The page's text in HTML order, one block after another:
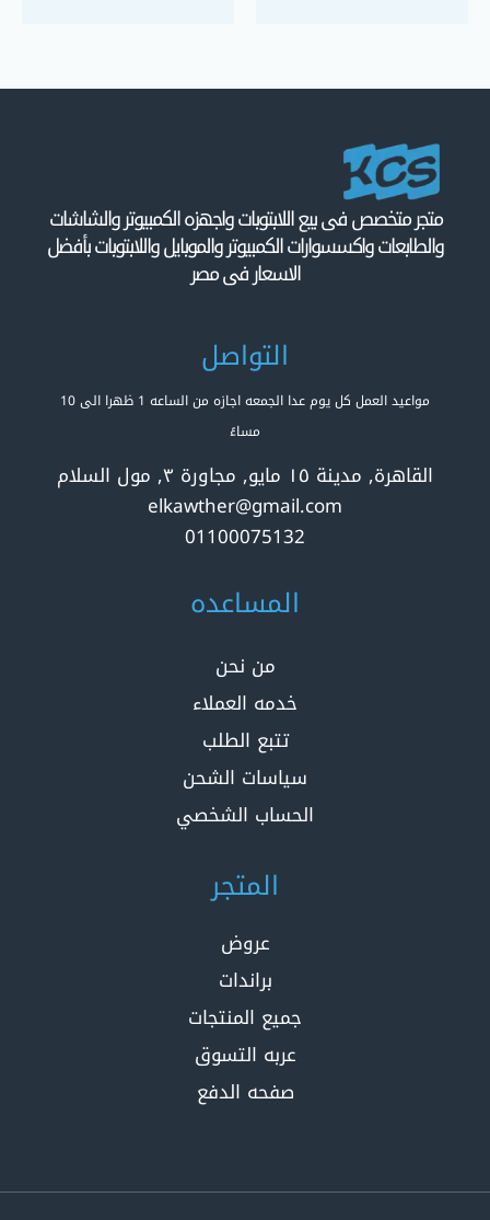
متجر متخصص فى بيع اللابتوبات واجهزه الكمبيوتر والشاشات
والطابعات واكسسوارات الكمبيوتر والموبايل واللابتوبات بأفضل
الاسعار فى مصر
التواصل
مواعيد العمل كل يوم عدا الجمعه اجازه من الساعه 1 ظهرا الى 10
مساءً
القاهرة, مدينة ١٥ مايو, مجاورة ٣, مول السلام
elkawther@gmail.com
01100075132
المساعده
من نحن
خدمه العملاء
تتبع الطلب
سياسات الشحن
الحساب الشخصي
المتجر
عروض
براندات
جميع المنتجات
عربه التسوق
صفحه الدفع